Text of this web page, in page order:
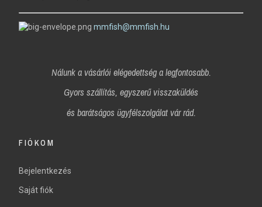
mmfish@mmfish.hu
Nálunk a vásárlói elégedettség a legfontosabb.
Gyors szállítás, egyszerű visszaküldés
és barátságos ügyfélszolgálat vár rád.
FIÓKOM
Bejelentkezés
Saját fiók